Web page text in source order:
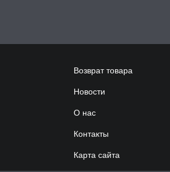
Возврат товара
Новости
О нас
Контакты
Карта сайта